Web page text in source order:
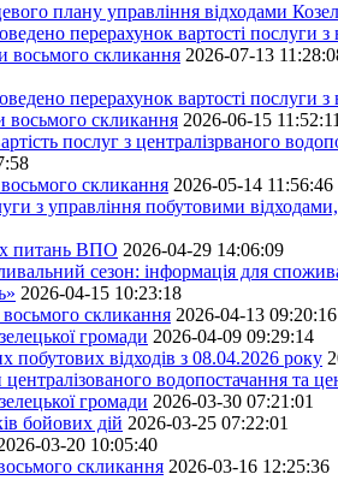
плану управління відходами
перерахунок вартості послуги з
восьмого скликання 2026-07-13
перерахунок вартості послуги з
восьмого скликання 2026-06-15
послуг з централізрваного
скликання 2026-05-14 11:56:46
з управління побутовими
питань ВПО 2026-04-29 14:06:09
сезон: інформація для
2026-04-15 10:23:18
восьмого скликання 2026-04-13 09:20:16
громади 2026-04-09 09:29:14
побутових відходів з 08.04.2026 року
водопостачання та
громади 2026-03-30 07:21:01
бойових дій 2026-03-25 07:22:01
03-20 10:05:40
скликання 2026-03-16 12:25:36